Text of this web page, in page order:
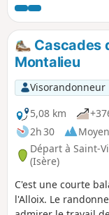
permet de
Nord du plateau
font pas partie de
pays "Tour des
au Sud. Si la
longue, vous
des variantes plus
Cascades
Montalieu
Visorandonneur
5,08 km
2h 30
Départ à Saint-
(Isère)
C'est une courte
l'Alloix. Le